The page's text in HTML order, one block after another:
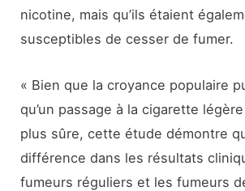
nicotine, mais qu’ils étaient
susceptibles de cesser de fumer.
« Bien que la croyance populaire
qu’un passage à la cigarette
plus sûre, cette étude démontre
différence dans les résultats
fumeurs réguliers et les fumeurs